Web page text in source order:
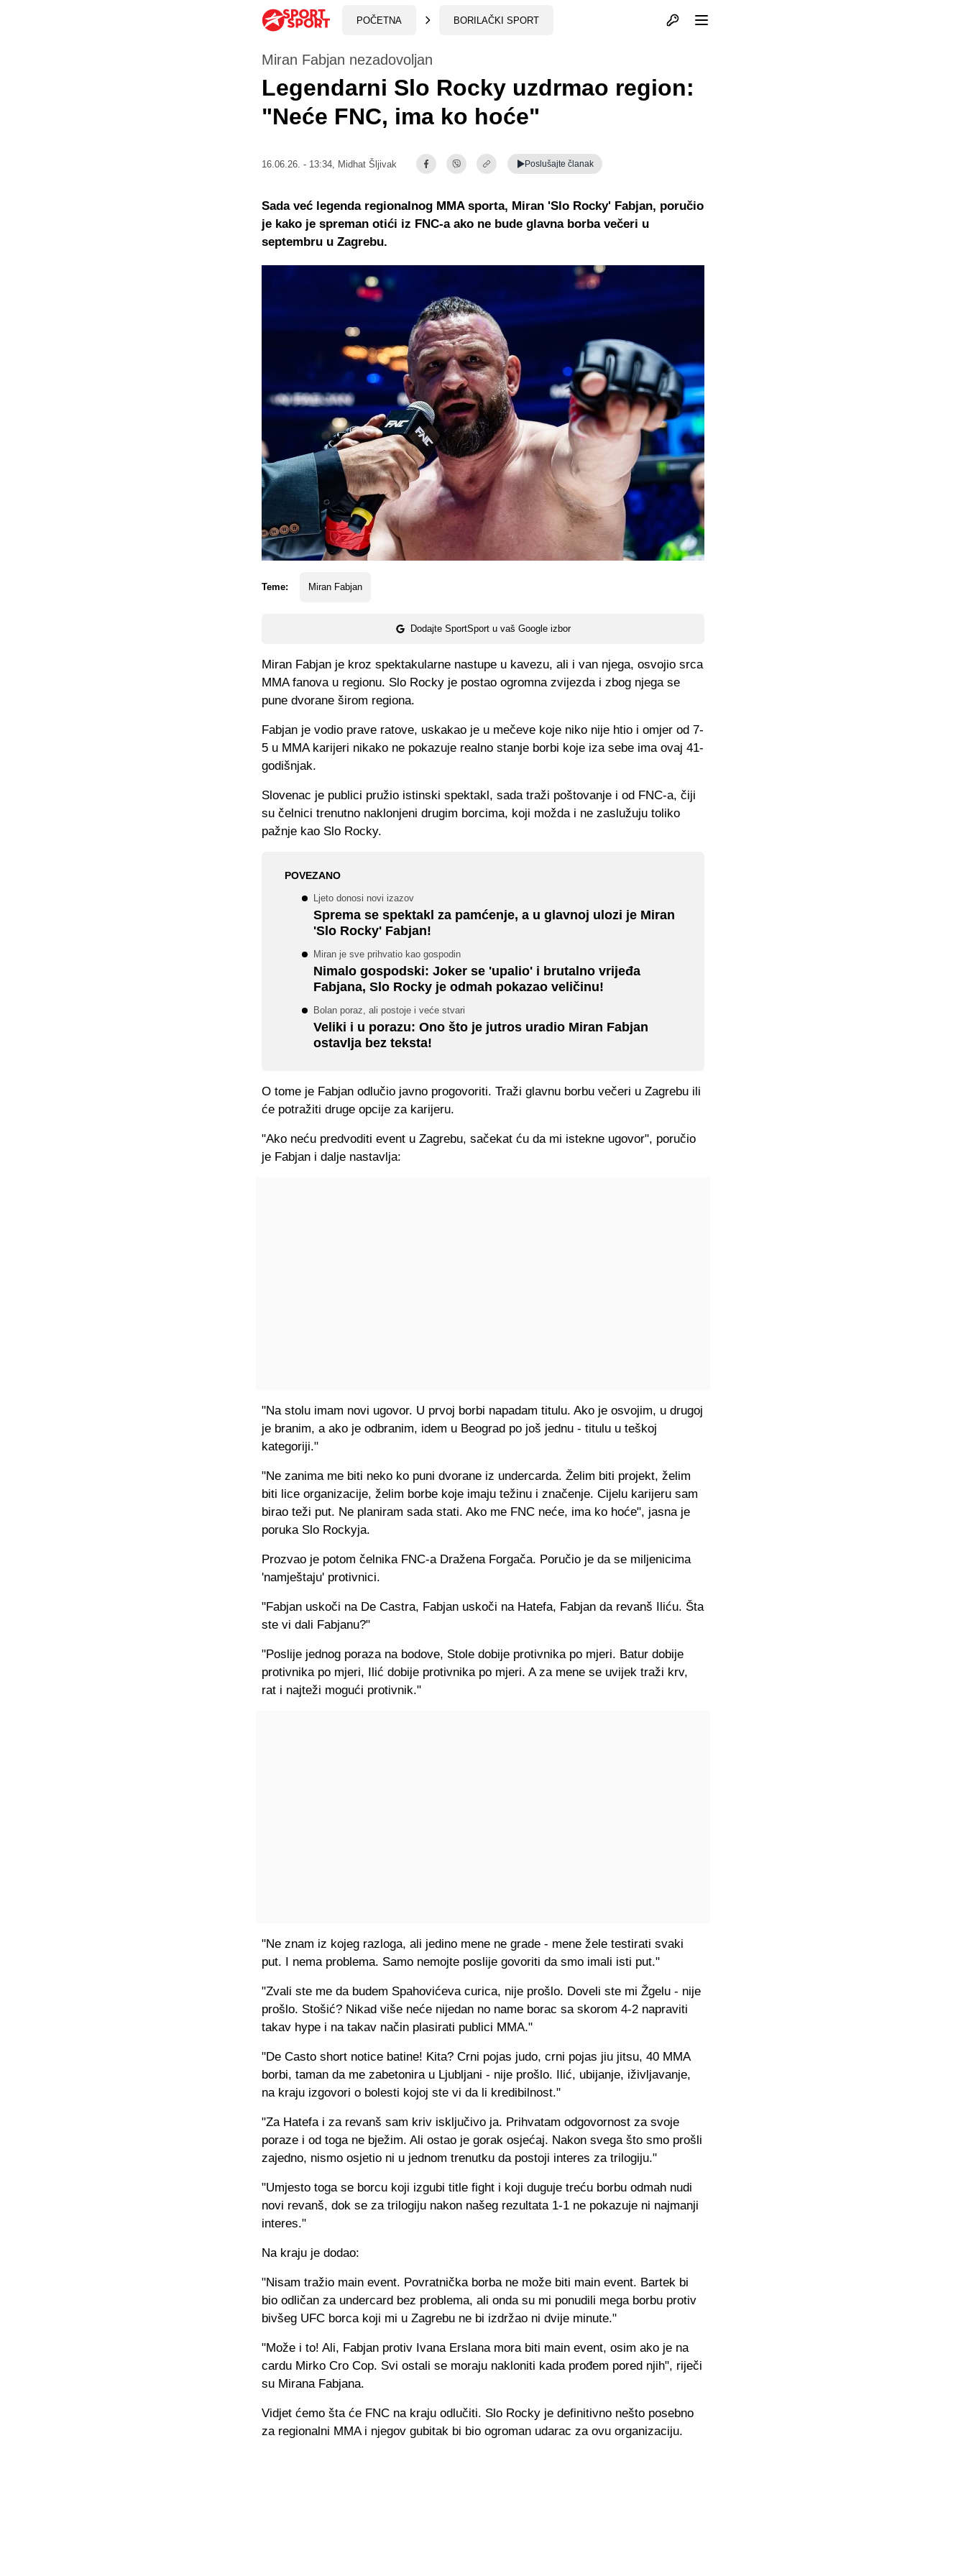
POČETNA BORILAČKI SPORT Otvori profil
Miran Fabjan nezadovoljan
Legendarni Slo Rocky uzdrmao region:
"Neće FNC, ima ko hoće"
16.06.26. - 13:34, Midhat Šljivak Poslušajte članak
Teme: Miran Fabjan
Dodajte SportSport u vaš Google izbor
Sada već legenda regionalnog MMA sporta, Miran 'Slo Rocky' Fabjan, poručio
je kako je spreman otići iz FNC-a ako ne bude glavna borba večeri u
septembru u Zagrebu.
Miran Fabjan je kroz spektakularne nastupe u kavezu, ali i van njega, osvojio srca
MMA fanova u regionu. Slo Rocky je postao ogromna zvijezda i zbog njega se
pune dvorane širom regiona.
Fabjan je vodio prave ratove, uskakao je u mečeve koje niko nije htio i omjer od 7-
5 u MMA karijeri nikako ne pokazuje realno stanje borbi koje iza sebe ima ovaj 41-
godišnjak.
Slovenac je publici pružio istinski spektakl, sada traži poštovanje i od FNC-a, čiji
su čelnici trenutno naklonjeni drugim borcima, koji možda i ne zaslužuju toliko
pažnje kao Slo Rocky.
POVEZANO
Ljeto donosi novi izazov
Sprema se spektakl za pamćenje, a u glavnoj ulozi je Miran
'Slo Rocky' Fabjan!
Miran je sve prihvatio kao gospodin
Nimalo gospodski: Joker se 'upalio' i brutalno vrijeđa
Fabjana, Slo Rocky je odmah pokazao veličinu!
Bolan poraz, ali postoje i veće stvari
Veliki i u porazu: Ono što je jutros uradio Miran Fabjan
ostavlja bez teksta!
O tome je Fabjan odlučio javno progovoriti. Traži glavnu borbu večeri u Zagrebu ili
će potražiti druge opcije za karijeru.
"Ako neću predvoditi event u Zagrebu, sačekat ću da mi istekne ugovor", poručio
je Fabjan i dalje nastavlja:
"Na stolu imam novi ugovor. U prvoj borbi napadam titulu. Ako je osvojim, u drugoj
je branim, a ako je odbranim, idem u Beograd po još jednu - titulu u teškoj
kategoriji."
"Ne zanima me biti neko ko puni dvorane iz undercarda. Želim biti projekt, želim
biti lice organizacije, želim borbe koje imaju težinu i značenje. Cijelu karijeru sam
birao teži put. Ne planiram sada stati. Ako me FNC neće, ima ko hoće", jasna je
poruka Slo Rockyja.
Prozvao je potom čelnika FNC-a Dražena Forgača. Poručio je da se miljenicima
'namještaju' protivnici.
"Fabjan uskoči na De Castra, Fabjan uskoči na Hatefa, Fabjan da revanš Iliću. Šta
ste vi dali Fabjanu?"
"Poslije jednog poraza na bodove, Stole dobije protivnika po mjeri. Batur dobije
protivnika po mjeri, Ilić dobije protivnika po mjeri. A za mene se uvijek traži krv,
rat i najteži mogući protivnik."
"Ne znam iz kojeg razloga, ali jedino mene ne grade - mene žele testirati svaki
put. I nema problema. Samo nemojte poslije govoriti da smo imali isti put."
"Zvali ste me da budem Spahovićeva curica, nije prošlo. Doveli ste mi Žgelu - nije
prošlo. Stošić? Nikad više neće nijedan no name borac sa skorom 4-2 napraviti
takav hype i na takav način plasirati publici MMA."
"De Casto short notice batine! Kita? Crni pojas judo, crni pojas jiu jitsu, 40 MMA
borbi, taman da me zabetonira u Ljubljani - nije prošlo. Ilić, ubijanje, iživljavanje,
na kraju izgovori o bolesti kojoj ste vi da li kredibilnost."
"Za Hatefa i za revanš sam kriv isključivo ja. Prihvatam odgovornost za svoje
poraze i od toga ne bježim. Ali ostao je gorak osjećaj. Nakon svega što smo prošli
zajedno, nismo osjetio ni u jednom trenutku da postoji interes za trilogiju."
"Umjesto toga se borcu koji izgubi title fight i koji duguje treću borbu odmah nudi
novi revanš, dok se za trilogiju nakon našeg rezultata 1-1 ne pokazuje ni najmanji
interes."
Na kraju je dodao:
"Nisam tražio main event. Povratnička borba ne može biti main event. Bartek bi
bio odličan za undercard bez problema, ali onda su mi ponudili mega borbu protiv
bivšeg UFC borca koji mi u Zagrebu ne bi izdržao ni dvije minute."
"Može i to! Ali, Fabjan protiv Ivana Erslana mora biti main event, osim ako je na
cardu Mirko Cro Cop. Svi ostali se moraju nakloniti kada prođem pored njih", riječi
su Mirana Fabjana.
Vidjet ćemo šta će FNC na kraju odlučiti. Slo Rocky je definitivno nešto posebno
za regionalni MMA i njegov gubitak bi bio ogroman udarac za ovu organizaciju.